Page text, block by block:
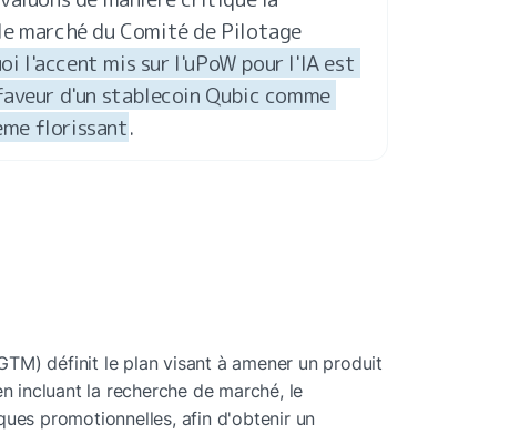
marché du Comité de Pilotage
l'accent mis sur l'uPoW pour l'IA est
d'un stablecoin Qubic comme
florissant.
définit le plan visant à amener un produit
incluant la recherche de marché, le
promotionnelles, afin d'obtenir un